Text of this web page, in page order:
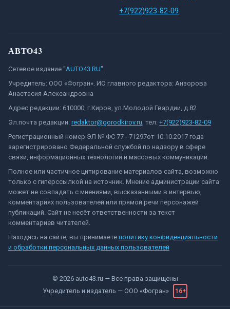
+7(922)923-82-09
АВТО43
Сетевое издание "AUTO43.RU"
Учредитель: ООО «Фогран». ИО главного редактора: Анзорова
Анастасия Александровна
Адрес редакции: 610000, г.Киров, ул.Молодой Гвардии, д.82
Эл.почта редакции: redaktor@gorodkirov.ru, тел: +7(922)923-82-09
Регистрационный номер ЭЛ № ФС 77 - 71297от 10.10.2017 года
зарегистрировано Федеральной службой по надзору в сфере
связи, информационных технологий и массовых коммуникаций.
Полное или частичное цитирование материалов сайта, возможно
только с гиперссылкой на источник. Мнение администрации сайта
может не совпадать с мнениями, высказанными в интервью,
комментариях пользователей или прямой речи персонажей
публикаций. Сайт не несёт ответственности за текст
комментариев читателей.
Находясь на сайте, вы принимаете политику конфиденциальности
и обработки персональных данных пользователей
© 2026 auto43.ru — Все права защищены
Учредитель и издатель — ООО «Фогран» 16+